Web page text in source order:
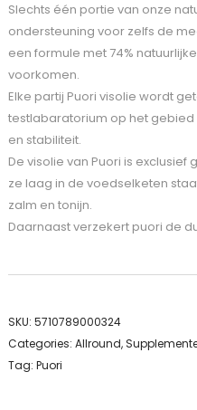
Slechts één portie van onze
ondersteuning voor zelfs de
een formule met 74%
voorkomen.
Elke partij Puori visolie wordt
testlabaratorium op het gebied
en stabiliteit.
De visolie van Puori is
ze laag in de voedselketen
zalm en tonijn.
Daarnaast verzekert puori de
SKU: 5710789000324
Categories: Allround,
Tag: Puori